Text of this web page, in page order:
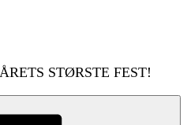
STØRSTE FEST!